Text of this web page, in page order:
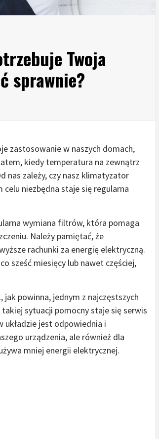
Twoja
sprawnie?
zastosowanie w naszych domach,
kiedy temperatura na zewnątrz
nas zależy, czy nasz klimatyzator
celu niezbędna staje się regularna
wymiana filtrów, która pomaga
Należy pamiętać, że
rachunki za energię elektryczną.
sześć miesięcy lub nawet częściej,
powinna, jednym z najczęstszych
sytuacji pomocny staje się serwis
układzie jest odpowiednia i
urządzenia, ale również dla
mniej energii elektrycznej.